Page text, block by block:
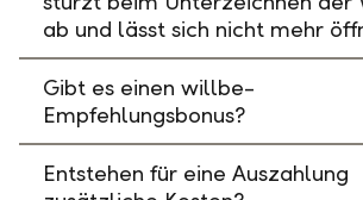
ab und lässt sich nicht mehr
Gibt es einen willbe-
Empfehlungsbonus?
Entstehen für eine Auszahlung